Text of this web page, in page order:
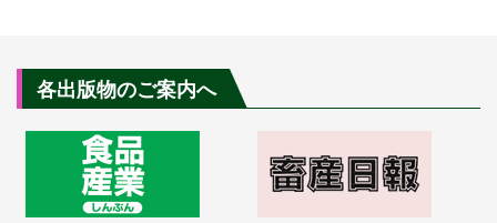
各出版物のご案内へ